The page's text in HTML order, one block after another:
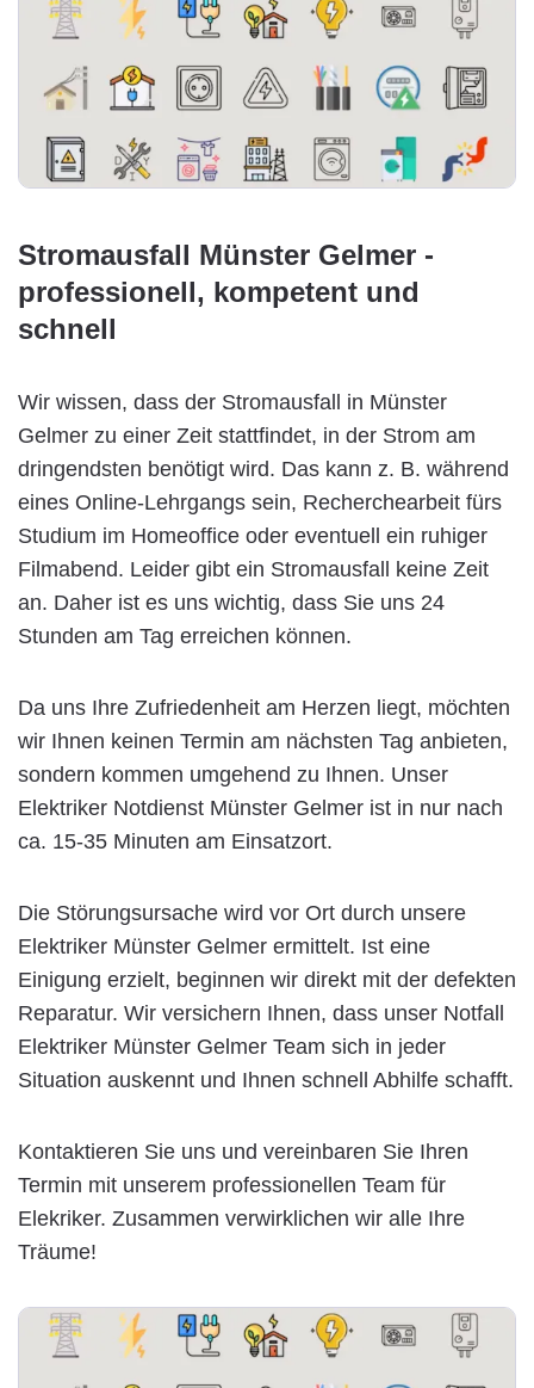
Stromausfall Münster Gelmer -
professionell, kompetent und
schnell
Wir wissen, dass der Stromausfall in Münster
Gelmer zu einer Zeit stattfindet, in der Strom am
dringendsten benötigt wird. Das kann z. B. während
eines Online-Lehrgangs sein, Recherchearbeit fürs
Studium im Homeoffice oder eventuell ein ruhiger
Filmabend. Leider gibt ein Stromausfall keine Zeit
an. Daher ist es uns wichtig, dass Sie uns 24
Stunden am Tag erreichen können.
Da uns Ihre Zufriedenheit am Herzen liegt, möchten
wir Ihnen keinen Termin am nächsten Tag anbieten,
sondern kommen umgehend zu Ihnen. Unser
Elektriker Notdienst Münster Gelmer ist in nur nach
ca. 15-35 Minuten am Einsatzort.
Die Störungsursache wird vor Ort durch unsere
Elektriker Münster Gelmer ermittelt. Ist eine
Einigung erzielt, beginnen wir direkt mit der defekten
Reparatur. Wir versichern Ihnen, dass unser Notfall
Elektriker Münster Gelmer Team sich in jeder
Situation auskennt und Ihnen schnell Abhilfe schafft.
Kontaktieren Sie uns und vereinbaren Sie Ihren
Termin mit unserem professionellen Team für
Elekriker. Zusammen verwirklichen wir alle Ihre
Träume!